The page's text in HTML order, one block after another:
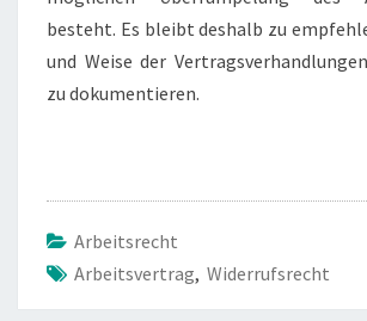
besteht. Es bleibt deshalb zu
und Weise der
zu dokumentieren.
Arbeitsrecht
Arbeitsvertrag, Widerrufsrecht